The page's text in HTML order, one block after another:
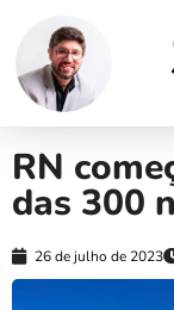
RN
das 300
26 de julho de 2023